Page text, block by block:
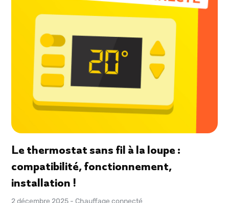
Le thermostat sans fil à la loupe :
compatibilité, fonctionnement,
installation !
2 décembre 2025 - Chauffage connecté